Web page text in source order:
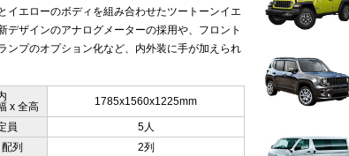
イエローのボディを組み合わせたツートーンイエ
デザインのアナログメーターの採用や、フロント
ンプのオプション化など、内外装に手が加えられ
x 全高
1785x1560x1225mm
員
5人
列
2列